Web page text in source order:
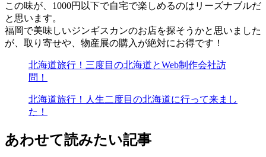
この味が、1000円以下で自宅で楽しめるのはリーズナブルだ
と思います。
福岡で美味しいジンギスカンのお店を探そうかと思いました
が、取り寄せや、物産展の購入が絶対にお得です！
北海道旅行！三度目の北海道とWeb制作会社訪
問！
北海道旅行！人生二度目の北海道に行って来まし
た！
あわせて読みたい記事